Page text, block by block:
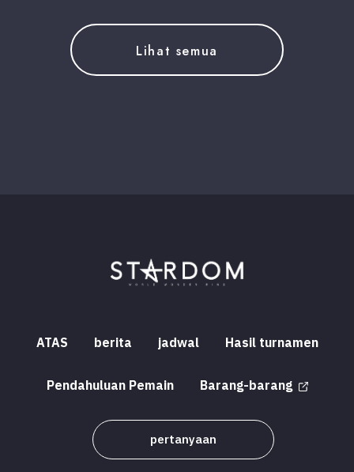
Lihat semua
ATAS berita jadwal Hasil turnamen
Pendahuluan Pemain Barang-barang
pertanyaan